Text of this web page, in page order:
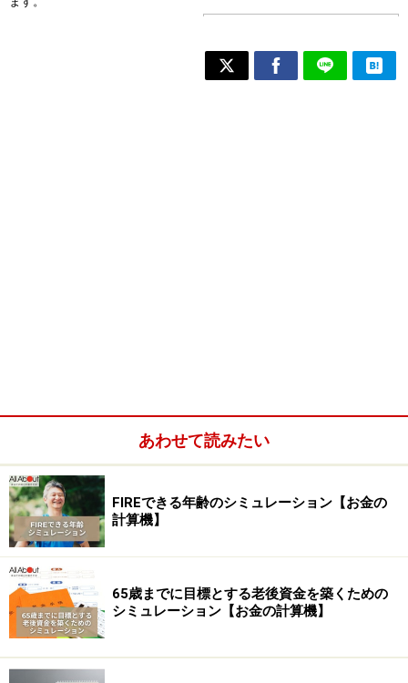
あわせて読みたい
FIREできる年齢のシミュレーション【お金の
計算機】
65歳までに目標とする老後資金を築くための
シミュレーション【お金の計算機】